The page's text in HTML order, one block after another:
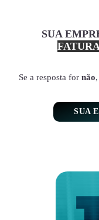
SUA
Se a resposta for não
SUA